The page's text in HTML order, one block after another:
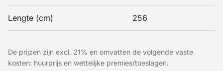
Lengte (cm) 256
De prijzen zijn excl. 21% en omvatten de volgende vaste
kosten: huurprijs en wettelijke premies/toeslagen.